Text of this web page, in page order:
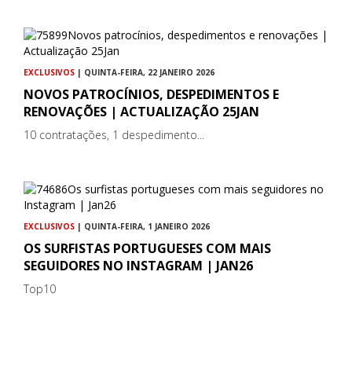
EXCLUSIVOS | QUINTA-FEIRA, 22 JANEIRO 2026
NOVOS PATROCÍNIOS, DESPEDIMENTOS E
RENOVAÇÕES | ACTUALIZAÇÃO 25JAN
10 contratações, 1 despedimento...
EXCLUSIVOS | QUINTA-FEIRA, 1 JANEIRO 2026
OS SURFISTAS PORTUGUESES COM MAIS
SEGUIDORES NO INSTAGRAM | JAN26
Top10